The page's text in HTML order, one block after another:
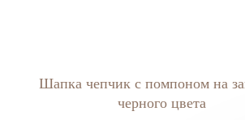
Шапка чепчик с помпоном на
черного цвета